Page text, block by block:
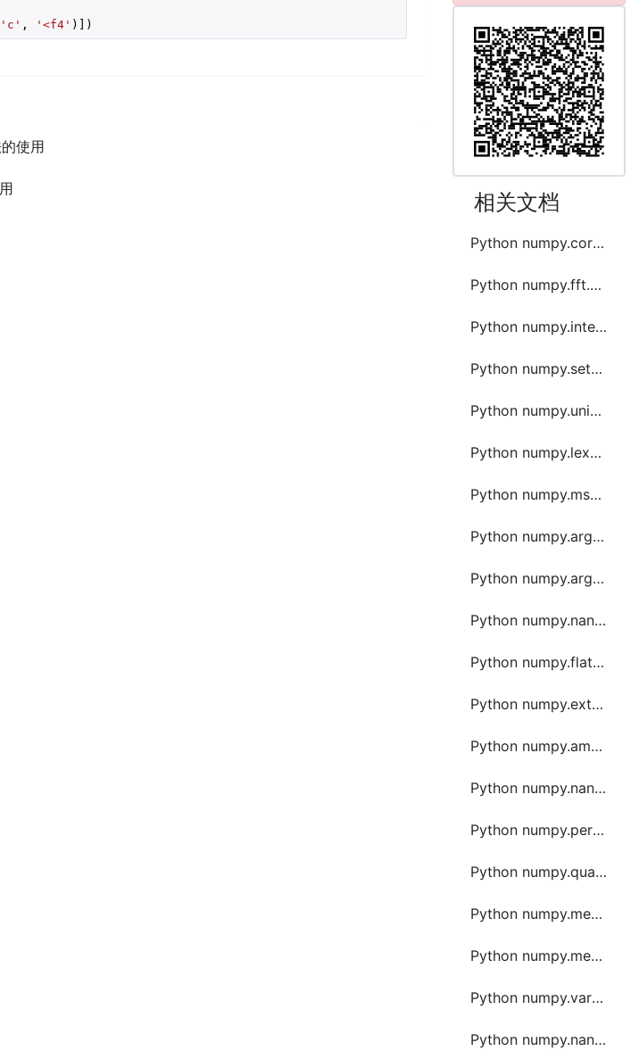
'c' , '<f4' )])
使用
相关文档
Python numpy.core.records.fromstring函数方法的使用
Python numpy.fft.hfft函数方法的使用
Python numpy.intersect1d函数方法的使用
Python numpy.setdiff1d函数方法的使用
Python numpy.union1d函数方法的使用
Python numpy.lexsort函数方法的使用
Python numpy.msort函数方法的使用
Python numpy.argpartition函数方法的使用
Python numpy.argmin函数方法的使用
Python numpy.nanargmin函数方法的使用
Python numpy.flatnonzero函数方法的使用
Python numpy.extract函数方法的使用
Python numpy.amax函数方法的使用
Python numpy.nanmax函数方法的使用
Python numpy.percentile函数方法的使用
Python numpy.quantile函数方法的使用
Python numpy.median函数方法的使用
Python numpy.mean函数方法的使用
Python numpy.var函数方法的使用
Python numpy.nanmean函数方法的使用